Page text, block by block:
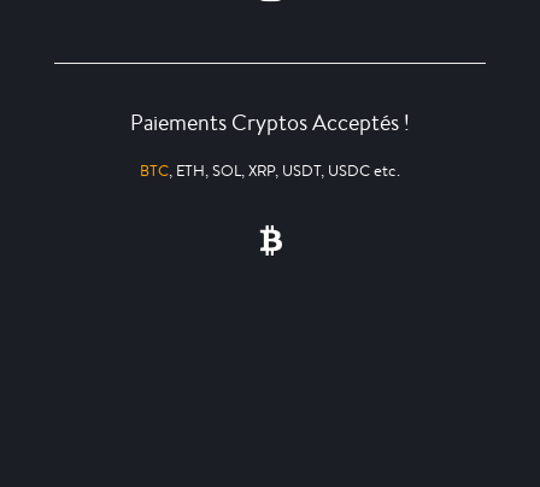
Paiements Cryptos Acceptés !
BTC, ETH, SOL, XRP, USDT, USDC etc.